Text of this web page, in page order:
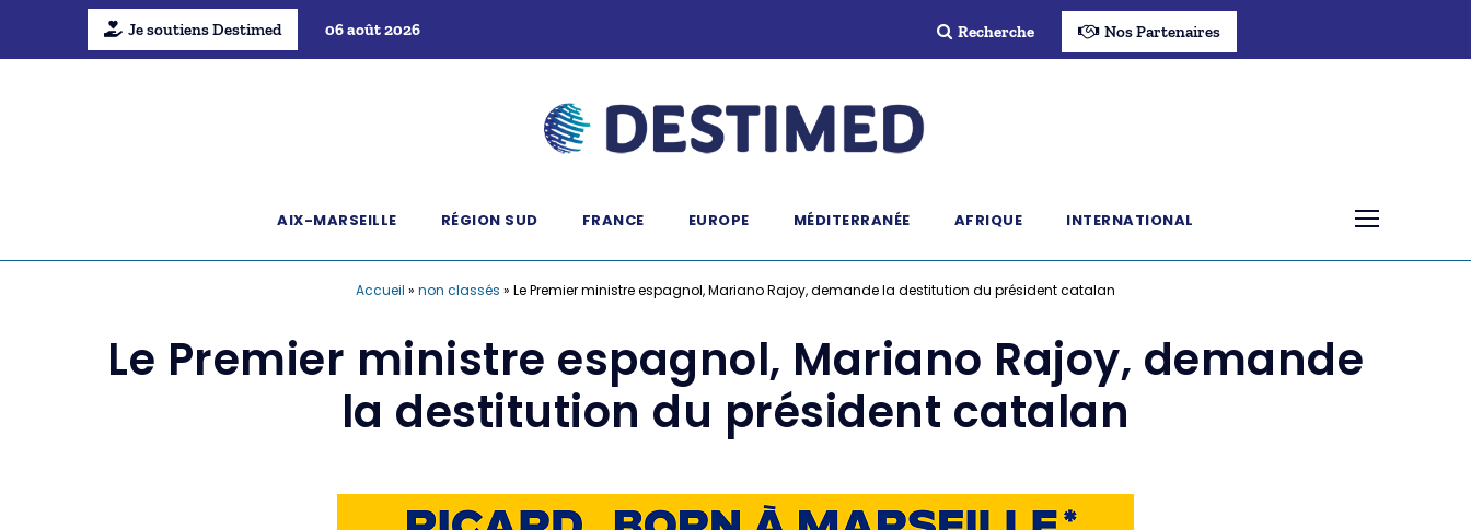
Je soutiens Destimed 06 août 2026 Recherche Nos Partenaires
AIX-MARSEILLE RÉGION SUD FRANCE EUROPE MÉDITERRANÉE AFRIQUE INTERNATIONAL
Accueil » non classés » Le Premier ministre espagnol, Mariano Rajoy, demande la destitution du président catalan
Le Premier ministre espagnol, Mariano Rajoy, demande
la destitution du président catalan